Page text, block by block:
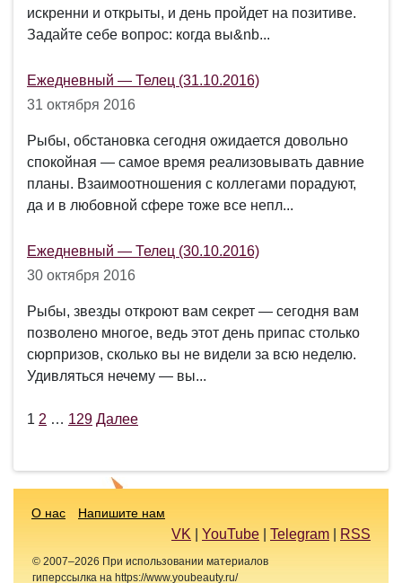
искренни и открыты, и день пройдет на позитиве.
Задайте себе вопрос: когда вы&nb...
Ежедневный — Телец (31.10.2016)
31 октября 2016
Рыбы, обстановка сегодня ожидается довольно
спокойная — самое время реализовывать давние
планы. Взаимоотношения с коллегами порадуют,
да и в любовной сфере тоже все непл...
Ежедневный — Телец (30.10.2016)
30 октября 2016
Рыбы, звезды откроют вам секрет — сегодня вам
позволено многое, ведь этот день припас столько
сюрпризов, сколько вы не видели за всю неделю.
Удивляться нечему — вы...
Пагинация
1 2 … 129 Далее
О нас Напишите нам
VK YouTube Telegram RSS
© 2007–2026 При использовании материалов
гиперссылка на https://www.youbeauty.ru/